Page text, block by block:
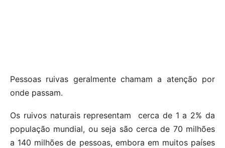
Pessoas ruivas geralmente chamam a atenção por
onde passam.
Os ruivos naturais representam cerca de 1 a 2% da
população mundial, ou seja são cerca de 70 milhões
a 140 milhões de pessoas, embora em muitos países